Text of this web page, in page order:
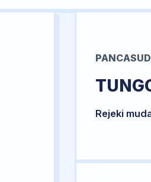
Rejeki